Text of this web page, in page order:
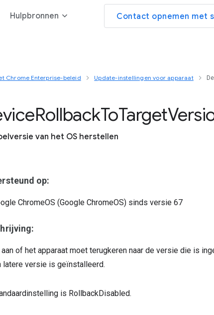
Hulpbronnen Contact opnemen met
Chrome Enterprise-beleid Update-instellingen voor apparaat
RollbackToTarget
van het OS herstellen
op:
ChromeOS (Google ChromeOS) sinds versie 67
of het apparaat moet terugkeren naar de versie die is
latere versie is geïnstalleerd.
is RollbackDisabled.